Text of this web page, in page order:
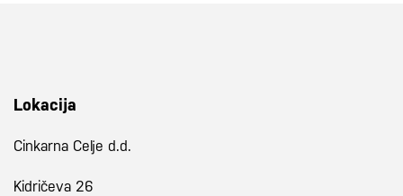
Lokacija
Cinkarna Celje d.d.
Kidričeva 26